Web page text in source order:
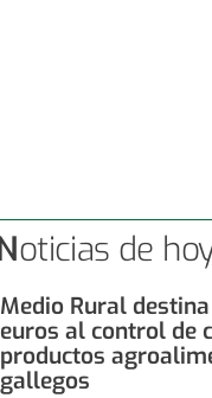
Noticias de
Medio Rural
euros al control de
productos
gallegos